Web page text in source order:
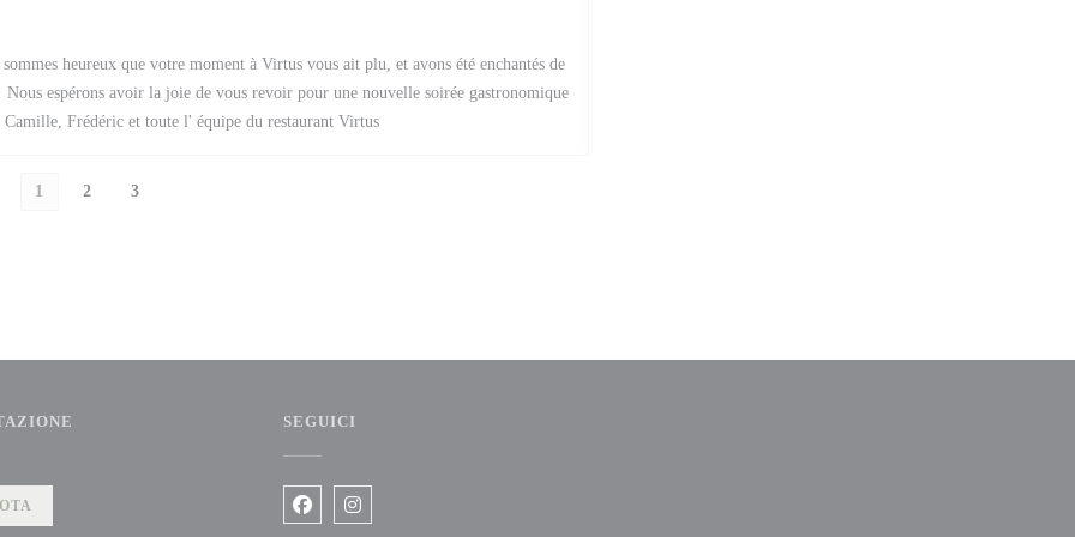
heureux que votre moment à Virtus vous ait plu, et avons été enchantés de
espérons avoir la joie de vous revoir pour une nouvelle soirée gastronomique
Frédéric et toute l' équipe du restaurant Virtus
1 2 3
SEGUICI
Facebook ((apre una nuova finestra))
Instagram ((apre una nuova finestra))